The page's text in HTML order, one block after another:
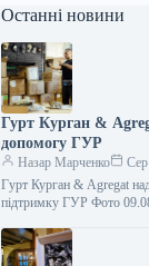
Останні новини
Гурт Курган &
допомогу ГУР
Назар Марченко
Гурт Курган & Agregat
підтримку ГУР Фото
підрозділу ГУР МО
отримали чергову